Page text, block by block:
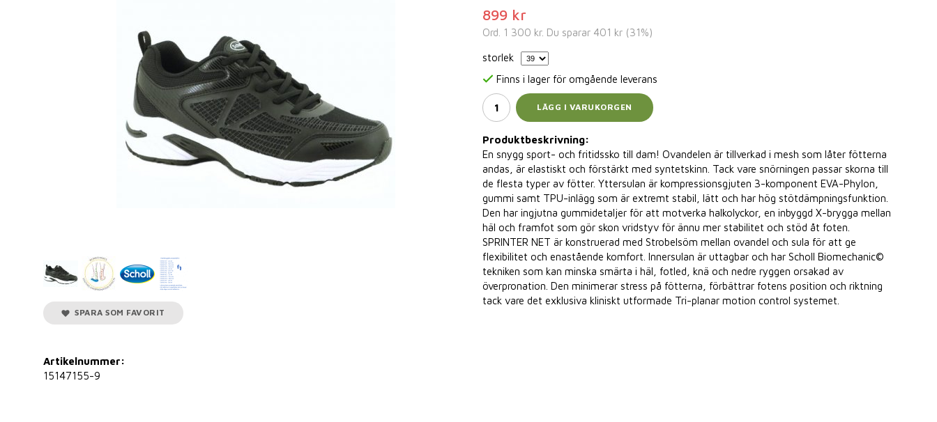
899 kr
Ord. 1 300 kr. Du sparar 401 kr (31%)
storlek
Finns i lager för omgående leverans
LÄGG I VARUKORGEN
Produktbeskrivning:
En snygg sport- och fritidssko till dam! Ovandelen är tillverkad i mesh som låter fötterna
andas, är elastiskt och förstärkt med syntetskinn. Tack vare snörningen passar skorna till
de flesta typer av fötter. Yttersulan är kompressionsgjuten 3-komponent EVA-Phylon,
gummi samt TPU-inlägg som är extremt stabil, lätt och har hög stötdämpningsfunktion.
Den har ingjutna gummidetaljer för att motverka halkolyckor, en inbyggd X-brygga mellan
häl och framfot som gör skon vridstyv för ännu mer stabilitet och stöd åt foten.
SPRINTER NET är konstruerad med Strobelsöm mellan ovandel och sula för att ge
flexibilitet och enastående komfort. Innersulan är uttagbar och har Scholl Biomechanic©
tekniken som kan minska smärta i häl, fotled, knä och nedre ryggen orsakad av
överpronation. Den minimerar stress på fötterna, förbättrar fotens position och riktning
tack vare det exklusiva kliniskt utformade Tri-planar motion control systemet.
SPARA SOM FAVORIT
Artikelnummer:
15147155-9